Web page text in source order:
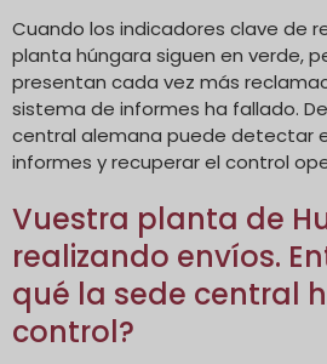
Cuando los indicadores clave de
planta húngara siguen en verde,
presentan cada vez más
sistema de informes ha fallado.
central alemana puede detectar
informes y recuperar el control
Vuestra planta de
realizando envíos.
qué la sede central
control?